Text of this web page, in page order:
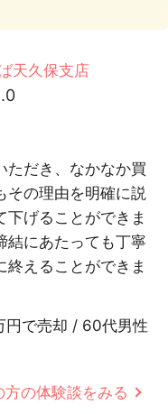
天久保支店
ただき、なかなか買
その理由を明確に説
下げることができま
結にあたっても丁寧
終えることができま
円で売却 / 60代男性
方の体験談をみる